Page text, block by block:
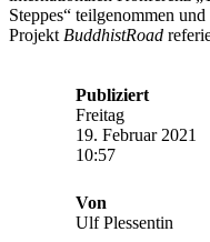
Steppes“ teilgenommen
Projekt BuddhistRoad
Publiziert
Freitag
19. Februar 2021
10:57
Von
Ulf Plessentin